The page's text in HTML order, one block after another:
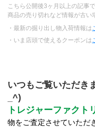
こちら公開後3ヶ月以上の記事で
商品の売り切れなど情報が古い
・最新の掘り出し物入荷情報は
・いま店頭で使えるクーポンは
いつもご覧いただき
_^)
トレジャーファクト
物をご査定させていただ